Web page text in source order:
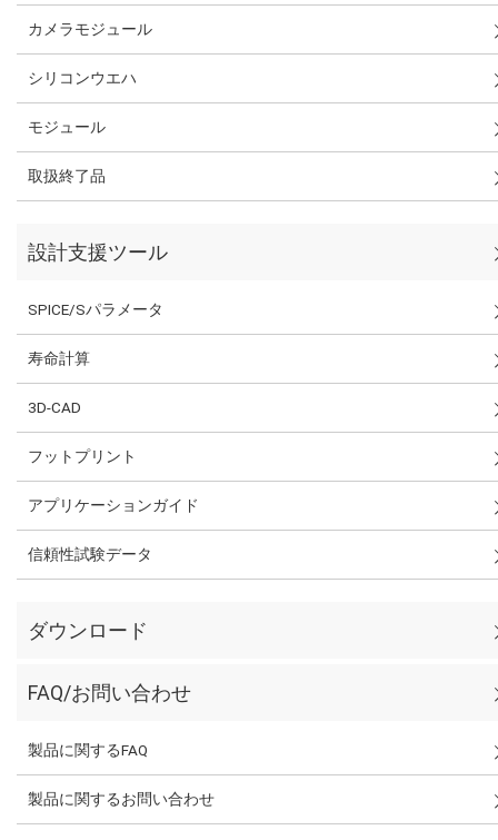
カメラモジュール
シリコンウエハ
モジュール
取扱終了品
設計支援ツール
SPICE/Sパラメータ
寿命計算
3D-CAD
フットプリント
アプリケーションガイド
信頼性試験データ
ダウンロード
FAQ/お問い合わせ
製品に関するFAQ
製品に関するお問い合わせ